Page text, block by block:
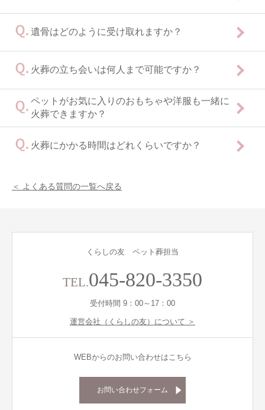
遺骨はどのように受け取れますか？
火葬の立ち会いは何人まで可能ですか？
ペットがお気に入りのおもちゃや洋服も一緒に
火葬できますか？
火葬にかかる時間はどれくらいですか？
＜ よくある質問の一覧へ戻る
くらしの友 ペット葬担当
TEL.045-820-3350
受付時間 9：00～17：00
運営会社（くらしの友）について ＞
WEBからのお問い合わせはこちら
お問い合わせフォーム